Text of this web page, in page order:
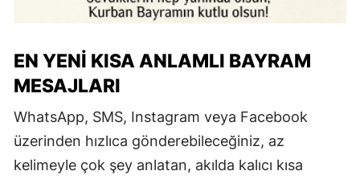
EN YENI KISA ANLAMLI BAYRAM
MESAJLARI
WhatsApp, SMS, Instagram veya Facebook
üzerinden hızlıca gönderebileceğiniz, az
kelimeyle çok şey anlatan, akılda kalıcı kısa